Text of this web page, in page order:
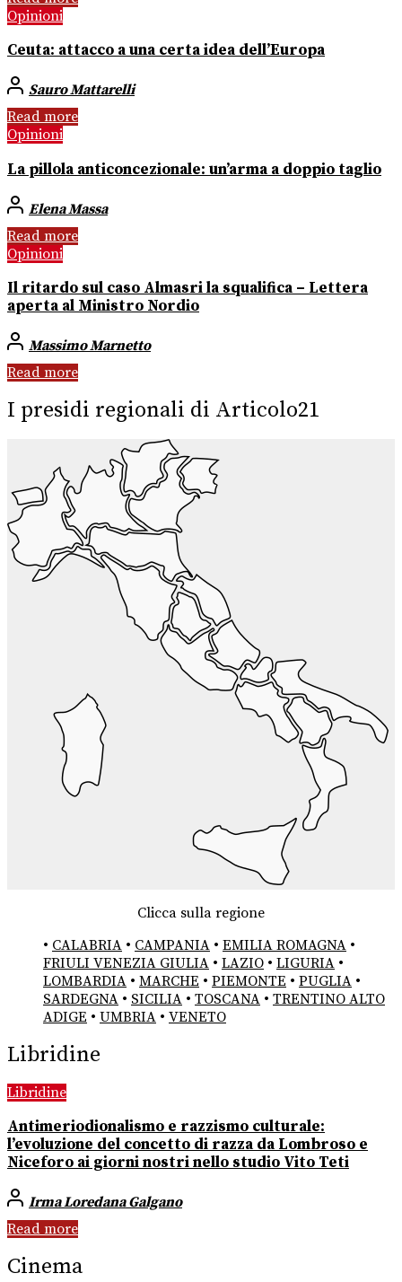
Opinioni
Ceuta: attacco a una certa idea dell’Europa
Sauro Mattarelli
Read more
Opinioni
La pillola anticoncezionale: un’arma a doppio taglio
Elena Massa
Read more
Opinioni
Il ritardo sul caso Almasri la squalifica – Lettera
aperta al Ministro Nordio
Massimo Marnetto
Read more
I presidi regionali di Articolo21
Clicca sulla regione
• CALABRIA • CAMPANIA • EMILIA ROMAGNA •
FRIULI VENEZIA GIULIA • LAZIO • LIGURIA •
LOMBARDIA • MARCHE • PIEMONTE • PUGLIA •
SARDEGNA • SICILIA • TOSCANA • TRENTINO ALTO
ADIGE • UMBRIA • VENETO
Libridine
Libridine
Antimeriodionalismo e razzismo culturale:
l’evoluzione del concetto di razza da Lombroso e
Niceforo ai giorni nostri nello studio Vito Teti
Irma Loredana Galgano
Read more
Cinema